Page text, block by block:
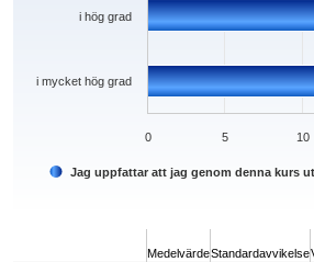
Jag uppfattar att jag genom denna kurs
i mycket hög grad
i hög grad
0 10
5
MedelvärdeStandardavvikelse